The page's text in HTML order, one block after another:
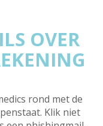
OVER
rond met de
Klik niet